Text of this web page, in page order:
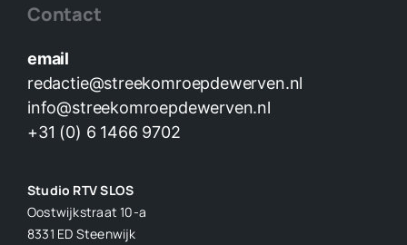
Contact
email
redactie@streekomroepdewerven.nl
info@streekomroepdewerven.nl
+31 (0) 6 1466 9702
Studio RTV SLOS
Oostwijkstraat 10-a
8331 ED Steenwijk